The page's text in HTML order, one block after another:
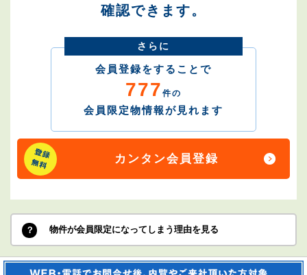
確認できます。
さらに
会員登録をすることで
777 件の
会員限定物情報が見れます
カンタン会員登録
物件が会員限定になってしまう理由を見る